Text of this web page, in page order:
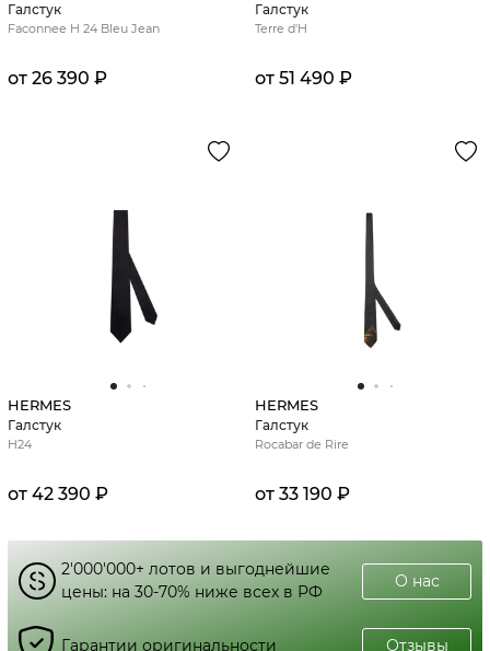
Галстук
Faconnee H 24 Bleu Jean
от 26 390 ₽
Галстук
Terre d'H
от 51 490 ₽
HERMES
Галстук
H24
от 42 390 ₽
HERMES
Галстук
Rocabar de Rire
от 33 190 ₽
2'000'000+ лотов и выгоднейшие
цены: на 30-70% ниже всех в РФ
О нас
Гарантии оригинальности Отзывы